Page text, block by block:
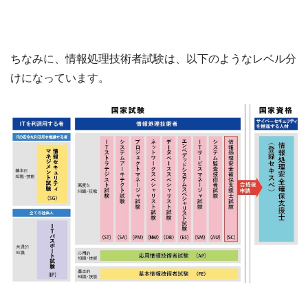
ちなみに、情報処理技術者試験は、以下のようなレベル分
けになっています。